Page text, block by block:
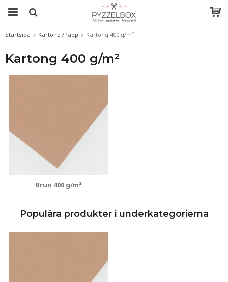
Startsida Kartong /Papp Kartong 400 g/m²
Kartong 400 g/m²
Brun 400 g/m²
Populära produkter i underkategorierna